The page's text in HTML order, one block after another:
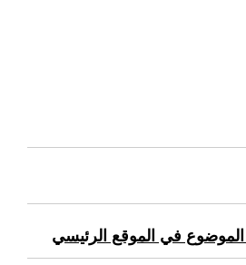
الموضوع في الموقع الرئيسي